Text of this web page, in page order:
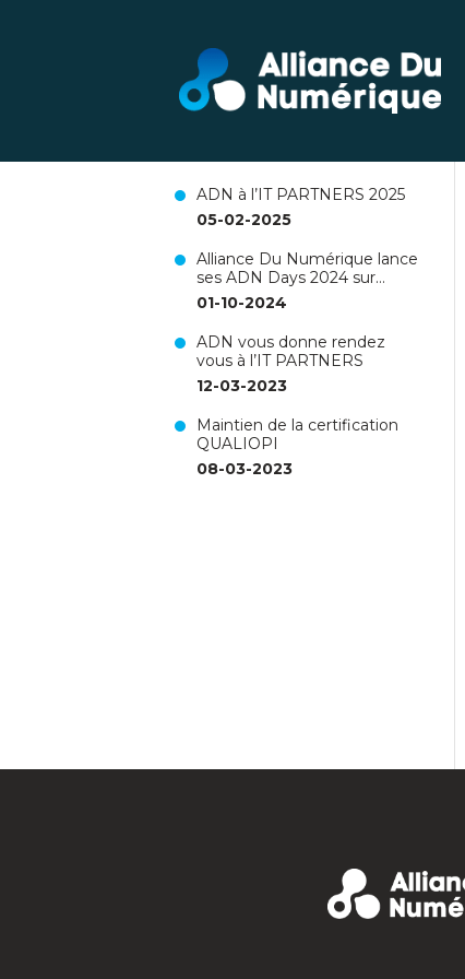
Dernières actualités
Renouvellement de la
ADN à l’IT PARTNERS 2025
05-02-2025
Alliance Du Numérique lance
ses ADN Days 2024 sur
Nantes !
01-10-2024
ADN vous donne rendez
vous à l’IT PARTNERS
12-03-2023
Maintien de la certification
QUALIOPI
08-03-2023